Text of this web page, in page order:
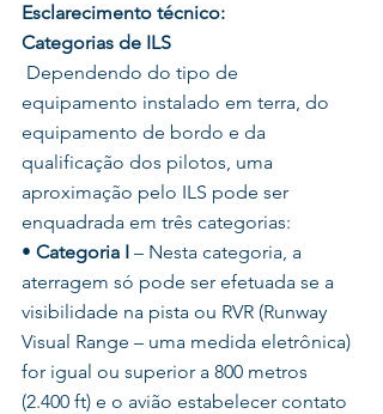
Esclarecimento técnico:
Categorias de ILS
equipamento instalado em terra, do
equipamento de bordo e da
qualificação dos pilotos, uma
aproximação pelo ILS pode ser
enquadrada em três categorias:
• Categoria I – Nesta categoria, a
aterragem só pode ser efetuada se a
visibilidade na pista ou RVR (Runway
Visual Range – uma medida eletrônica)
for igual ou superior a 800 metros
(2.400 ft) e o avião estabelecer contato